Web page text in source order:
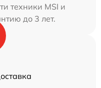
техники MSI и
до 3 лет.